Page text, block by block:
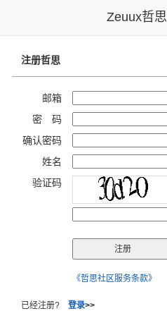
Zeuux哲思
注册哲思
邮箱
密 码
确认密码
姓名
验证码
《哲思社区服务条款》
已经注册? 登录>>